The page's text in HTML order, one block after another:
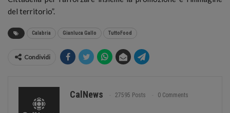
del territorio”.
Calabria Gianluca Gallo TuttoFood
Condividi
CalNews 27595 Posts 0 Comments